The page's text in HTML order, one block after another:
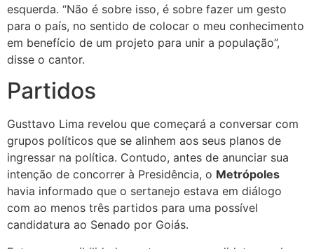
esquerda. “Não é sobre isso, é sobre fazer um gesto
para o país, no sentido de colocar o meu conhecimento
em benefício de um projeto para unir a população”,
disse o cantor.
Partidos
Gusttavo Lima revelou que começará a conversar com
grupos políticos que se alinhem aos seus planos de
ingressar na política. Contudo, antes de anunciar sua
intenção de concorrer à Presidência, o Metrópoles
havia informado que o sertanejo estava em diálogo
com ao menos três partidos para uma possível
candidatura ao Senado por Goiás.